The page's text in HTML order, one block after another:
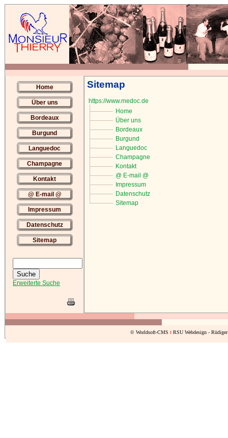
Home
Über uns
Bordeaux
Burgund
Languedoc
Champagne
Kontakt
@ E-mail @
Impressum
Datenschutz
Sitemap
Erweiterte Suche
Sitemap
https://www.medoc.de
Home
Über uns
Bordeaux
Burgund
Languedoc
Champagne
Kontakt
@ E-mail @
Impressum
Datenschutz
Sitemap
© Worldsoft-CMS t RSU Webdesign -